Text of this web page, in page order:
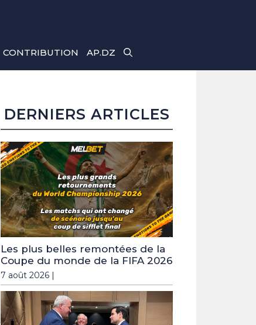
CONTRIBUTION AP.DZ
DERNIERS ARTICLES
Les plus belles remontées de la
Coupe du monde de la FIFA 2026
7 août 2026 |